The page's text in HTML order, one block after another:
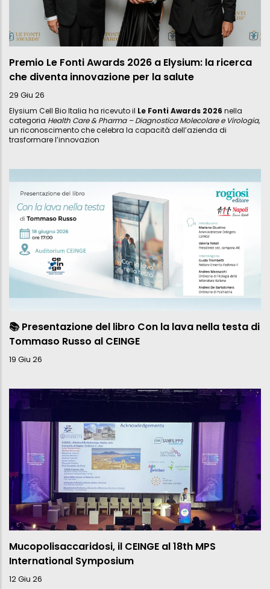
Premio Le Fonti Awards 2026 a Elysium: la ricerca
che diventa innovazione per la salute
29 Giu 26
Elysium Cell Bio Italia ha ricevuto il Le Fonti Awards 2026 nella
categoria Health Care & Pharma – Diagnostica Molecolare e Virologia,
un riconoscimento che celebra la capacità dell’azienda di
trasformare l’innovazion
📚 Presentazione del libro Con la lava nella testa di
Tommaso Russo al CEINGE
19 Giu 26
Mucopolisaccaridosi, il CEINGE al 18th MPS
International Symposium
12 Giu 26